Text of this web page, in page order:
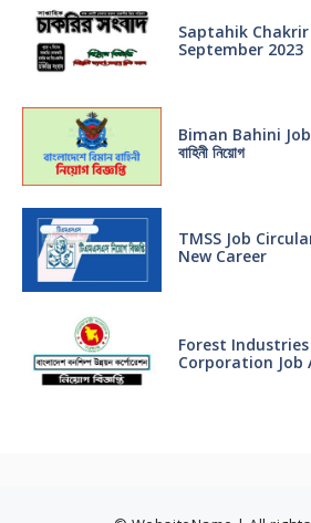
Saptahik
September 2023
Biman Bahini Job
বাহিনী নিয়োগ
TMSS Job
New Career
Forest
Corporation Job